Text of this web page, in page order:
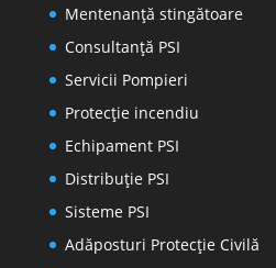
Mentenanţă stingătoare
Consultanţă PSI
Servicii Pompieri
Protecţie incendiu
Echipament PSI
Distribuţie PSI
Sisteme PSI
Adăposturi Protecție Civilă